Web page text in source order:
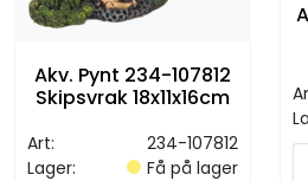
Akv. Pynt 234-107812
Skipsvrak 18x11x16cm
Art:
234-107812
Lager:
Få på lager